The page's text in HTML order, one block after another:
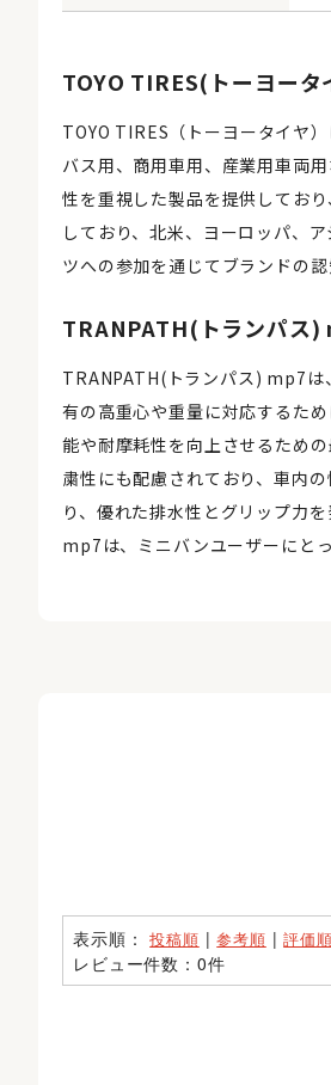
TOYO TIRES(トーヨータ
TOYO TIRES（トーヨータイヤ
バス用、商用車用、産業用車両
性を重視した製品を提供してお
しており、北米、ヨーロッパ、
ツへの参加を通じてブランドの認
TRANPATH(トランパス)
TRANPATH(トランパス) mp7は
有の高重心や重量に対応するた
能や耐摩耗性を向上させるため
粛性にも配慮されており、車内
り、優れた排水性とグリップ力
mp7は、ミニバンユーザーにと
表示順：投稿順 |参考順 |評価順
レビュー件数：0件